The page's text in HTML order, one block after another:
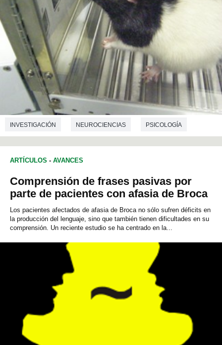
INVESTIGACIÓN NEUROCIENCIAS PSICOLOGÍA
ARTÍCULOS - AVANCES
Comprensión de frases pasivas por
parte de pacientes con afasia de Broca
Los pacientes afectados de afasia de Broca no sólo sufren déficits en
la producción del lenguaje, sino que también tienen dificultades en su
comprensión. Un reciente estudio se ha centrado en la...